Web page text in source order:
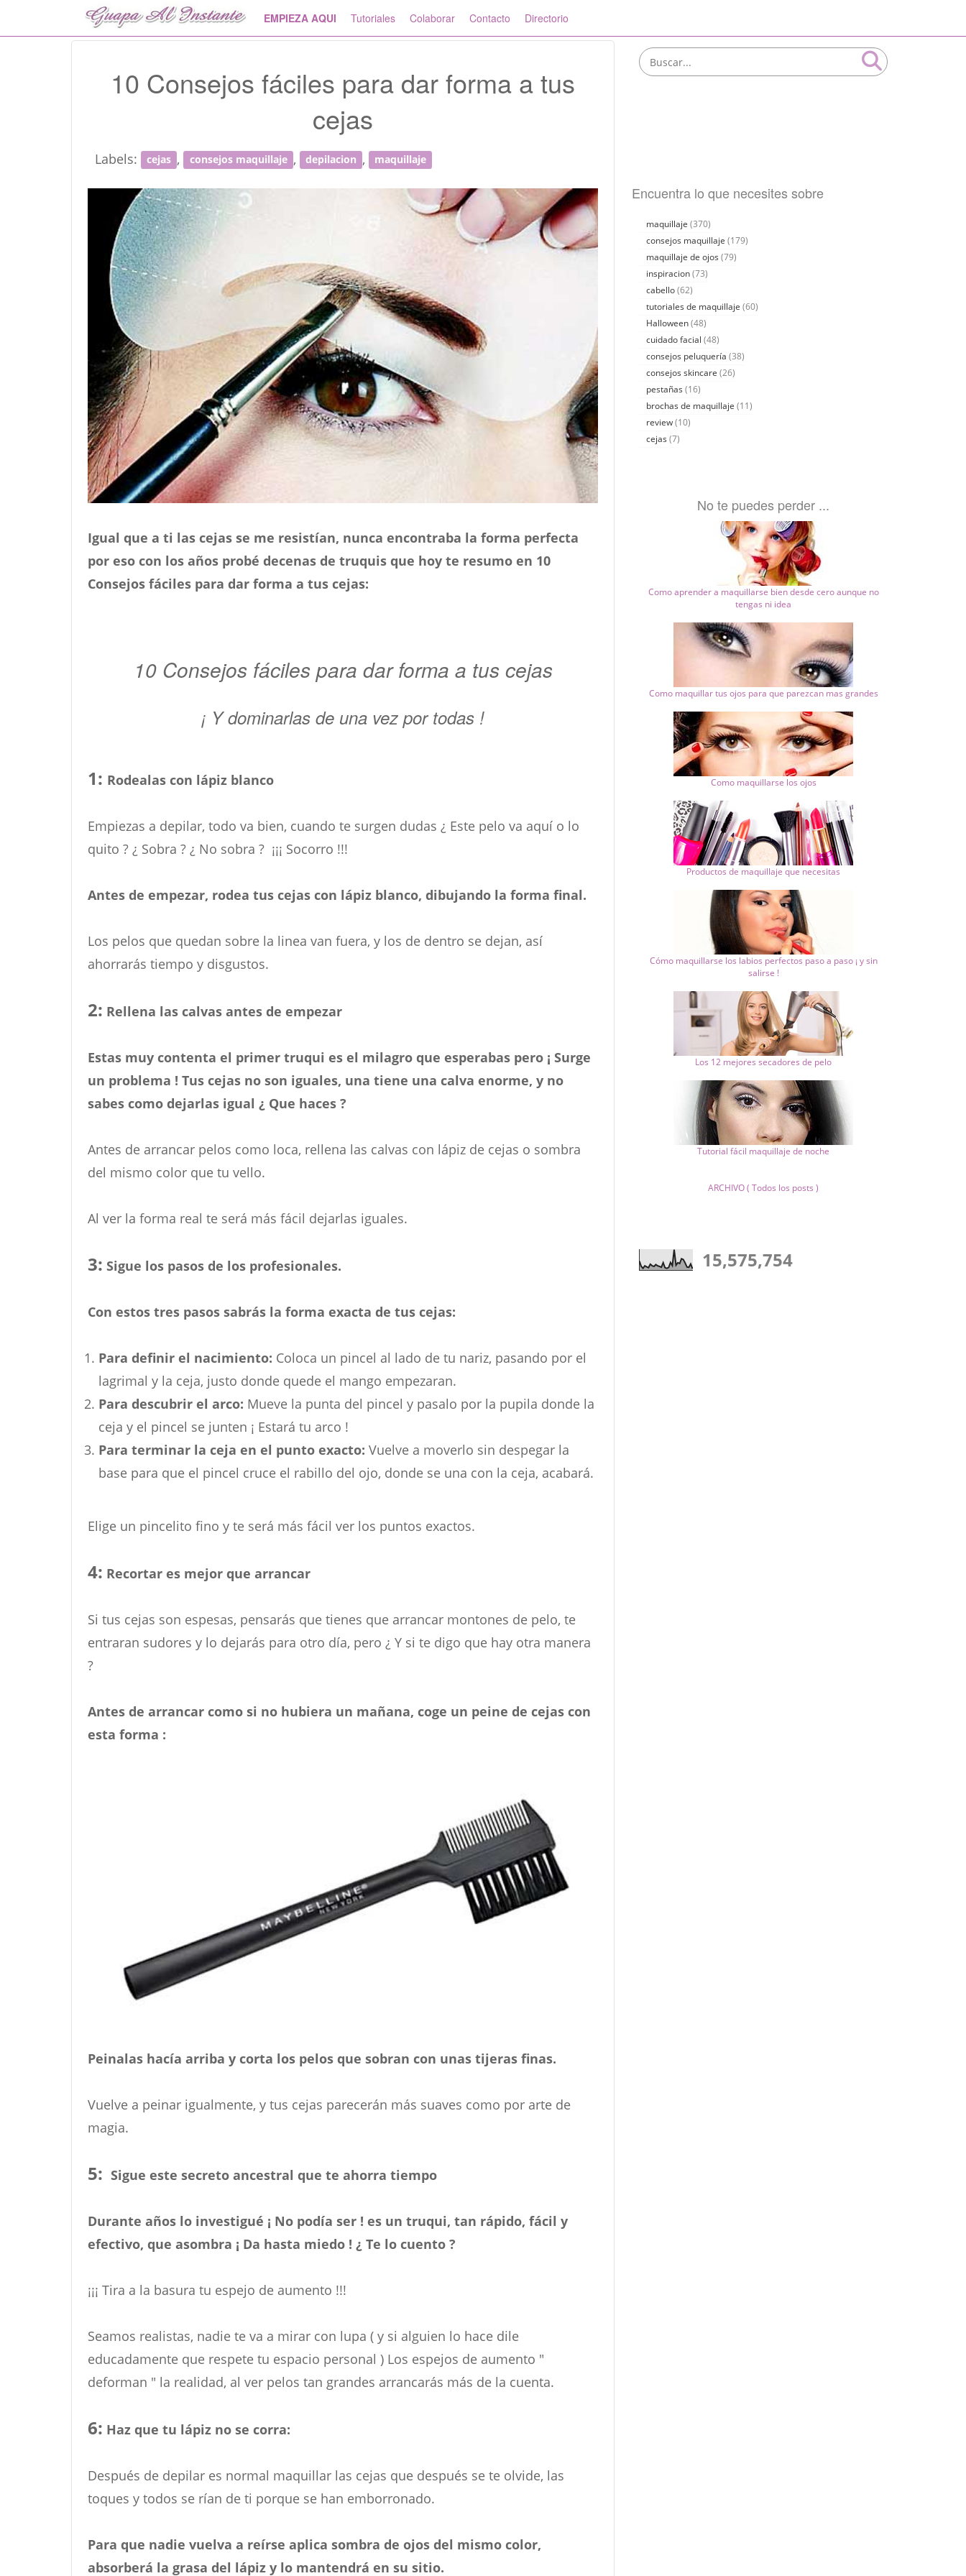
EMPIEZA AQUI Tutoriales Colaborar Contacto Directorio
10 Consejos fáciles para dar forma a tus
cejas
Labels: cejas , consejos maquillaje , depilacion , maquillaje
Igual que a ti las cejas se me resistían, nunca encontraba la forma perfecta
por eso con los años probé decenas de truquis que hoy te resumo en 10
Consejos fáciles para dar forma a tus cejas:
10 Consejos fáciles para dar forma a tus cejas
¡ Y dominarlas de una vez por todas !
1: Rodealas con lápiz blanco
Empiezas a depilar, todo va bien, cuando te surgen dudas ¿ Este pelo va aquí o lo
quito ? ¿ Sobra ? ¿ No sobra ? ¡¡¡ Socorro !!!
Antes de empezar, rodea tus cejas con lápiz blanco, dibujando la forma final.
Los pelos que quedan sobre la linea van fuera, y los de dentro se dejan, así
ahorrarás tiempo y disgustos.
2: Rellena las calvas antes de empezar
Estas muy contenta el primer truqui es el milagro que esperabas pero ¡ Surge
un problema ! Tus cejas no son iguales, una tiene una calva enorme, y no
sabes como dejarlas igual ¿ Que haces ?
Antes de arrancar pelos como loca, rellena las calvas con lápiz de cejas o sombra
del mismo color que tu vello.
Al ver la forma real te será más fácil dejarlas iguales.
3: Sigue los pasos de los profesionales.
Con estos tres pasos sabrás la forma exacta de tus cejas:
Para definir el nacimiento: Coloca un pincel al lado de tu nariz, pasando por el
lagrimal y la ceja, justo donde quede el mango empezaran.
Para descubrir el arco: Mueve la punta del pincel y pasalo por la pupila donde la
ceja y el pincel se junten ¡ Estará tu arco !
Para terminar la ceja en el punto exacto: Vuelve a moverlo sin despegar la
base para que el pincel cruce el rabillo del ojo, donde se una con la ceja, acabará.
Elige un pincelito fino y te será más fácil ver los puntos exactos.
4: Recortar es mejor que arrancar
Si tus cejas son espesas, pensarás que tienes que arrancar montones de pelo, te
entraran sudores y lo dejarás para otro día, pero ¿ Y si te digo que hay otra manera
?
Antes de arrancar como si no hubiera un mañana, coge un peine de cejas con
esta forma :
Peinalas hacía arriba y corta los pelos que sobran con unas tijeras finas.
Vuelve a peinar igualmente, y tus cejas parecerán más suaves como por arte de
magia.
5: Sigue este secreto ancestral que te ahorra tiempo
Durante años lo investigué ¡ No podía ser ! es un truqui, tan rápido, fácil y
efectivo, que asombra ¡ Da hasta miedo ! ¿ Te lo cuento ?
¡¡¡ Tira a la basura tu espejo de aumento !!!
Seamos realistas, nadie te va a mirar con lupa ( y si alguien lo hace dile
educadamente que respete tu espacio personal ) Los espejos de aumento "
deforman " la realidad, al ver pelos tan grandes arrancarás más de la cuenta.
6: Haz que tu lápiz no se corra:
Después de depilar es normal maquillar las cejas que después se te olvide, las
toques y todos se rían de ti porque se han emborronado.
Para que nadie vuelva a reírse aplica sombra de ojos del mismo color,
absorberá la grasa del lápiz y lo mantendrá en su sitio.
Encuentra lo que necesites sobre
maquillaje (370)
consejos maquillaje (179)
maquillaje de ojos (79)
inspiracion(73)
cabello(62)
tutoriales de maquillaje (60)
Halloween(48)
cuidado facial (48)
consejos peluquería (38)
consejos skincare (26)
pestañas (16)
brochas de maquillaje (11)
review(10)
cejas (7)
No te puedes perder ...
Como aprender a maquillarse bien desde cero aunque no
tengas ni idea
Como maquillar tus ojos para que parezcan mas grandes
Como maquillarse los ojos
Productos de maquillaje que necesitas
Cómo maquillarse los labios perfectos paso a paso ¡ y sin
salirse !
Los 12 mejores secadores de pelo
Tutorial fácil maquillaje de noche
ARCHIVO ( Todos los posts )
15,575,754